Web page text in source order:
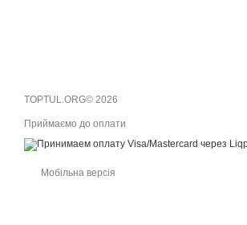
TOPTUL.ORG© 2026
Приймаємо до оплати
Мобільна версія